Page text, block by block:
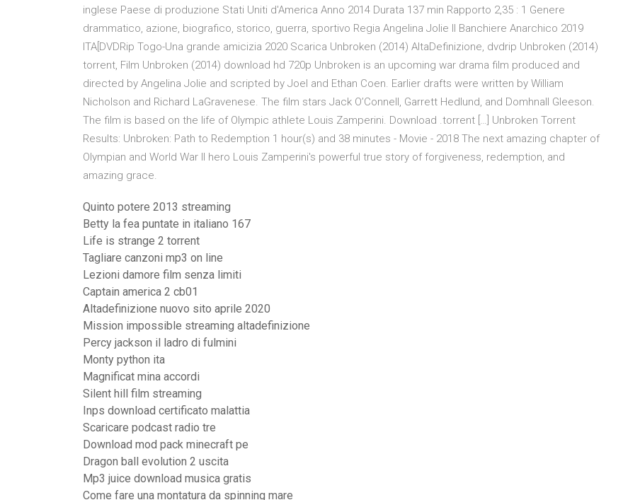
inglese Paese di produzione Stati Uniti d'America Anno 2014 Durata 137 min Rapporto 2,35 : 1 Genere
drammatico, azione, biografico, storico, guerra, sportivo Regia Angelina Jolie Il Banchiere Anarchico 2019
ITA[DVDRip Togo-Una grande amicizia 2020 Scarica Unbroken (2014) AltaDefinizione, dvdrip Unbroken (2014)
torrent, Film Unbroken (2014) download hd 720p Unbroken is an upcoming war drama film produced and
directed by Angelina Jolie and scripted by Joel and Ethan Coen. Earlier drafts were written by William
Nicholson and Richard LaGravenese. The film stars Jack O’Connell, Garrett Hedlund, and Domhnall Gleeson.
The film is based on the life of Olympic athlete Louis Zamperini. Download .torrent […] Unbroken Torrent
Results: Unbroken: Path to Redemption 1 hour(s) and 38 minutes - Movie - 2018 The next amazing chapter of
Olympian and World War II hero Louis Zamperini's powerful true story of forgiveness, redemption, and
amazing grace.
Quinto potere 2013 streaming
Betty la fea puntate in italiano 167
Life is strange 2 torrent
Tagliare canzoni mp3 on line
Lezioni damore film senza limiti
Captain america 2 cb01
Altadefinizione nuovo sito aprile 2020
Mission impossible streaming altadefinizione
Percy jackson il ladro di fulmini
Monty python ita
Magnificat mina accordi
Silent hill film streaming
Inps download certificato malattia
Scaricare podcast radio tre
Download mod pack minecraft pe
Dragon ball evolution 2 uscita
Mp3 juice download musica gratis
Come fare una montatura da spinning mare